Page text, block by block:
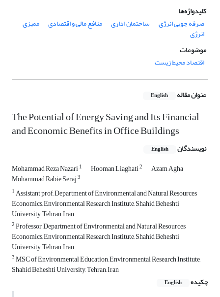
کلیدواژه‌ها
صرفه جویی انرژی
ساختمان اداری منافع مالی و اقتصادی ممیزی
انرژی
موضوعات
اقتصاد محیط زیست
عنوان مقاله English
The Potential of Energy Saving and Its Financial
and Economic Benefits in Office Buildings
نویسندگان English
Mohammad Reza Nazari1 Hooman Liaghati2 Azam Agha
Mohammad Rabie Seraj3
1Assistant prof, Department of Environmental and Natural Resources
Economics, Environmental Research Institute, Shahid Beheshti
University, Tehran, Iran
2Professor, Department of Environmental and Natural Resources
Economics, Environmental Research Institute, Shahid Beheshti
University, Tehran, Iran
3MSC of Environmental Education, Environmental Research Institute,
Shahid Beheshti University, Tehran, Iran
چکیده
English